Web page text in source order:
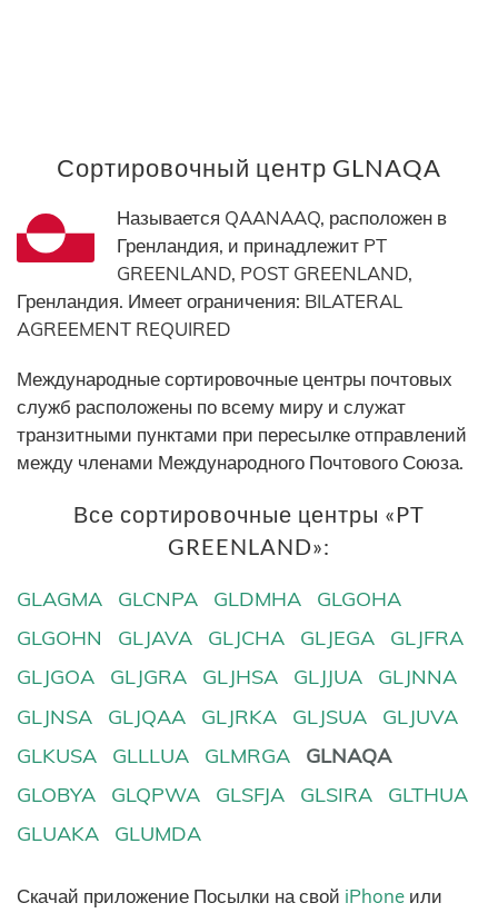
Сортировочный центр GLNAQA
Называется QAANAAQ, расположен в
Гренландия, и принадлежит PT
GREENLAND, POST GREENLAND,
Гренландия. Имеет ограничения: BILATERAL
AGREEMENT REQUIRED
Международные сортировочные центры почтовых
служб расположены по всему миру и служат
транзитными пунктами при пересылке отправлений
между членами Международного Почтового Союза.
Все сортировочные центры «PT
GREENLAND»:
GLAGMA GLCNPA GLDMHA
GLGOHA
GLGOHN
GLJAVA GLJCHA GLJEGA
GLJFRA
GLJGOA
GLJGRA GLJHSA GLJJUA
GLJNNA
GLJNSA
GLJQAA GLJRKA GLJSUA
GLJUVA
GLKUSA
GLLLUA GLMRGA
GLNAQA
GLOBYA
GLQPWA GLSFJA GLSIRA
GLTHUA
GLUAKA
GLUMDA
Скачай приложение Посылки на свой iPhone или